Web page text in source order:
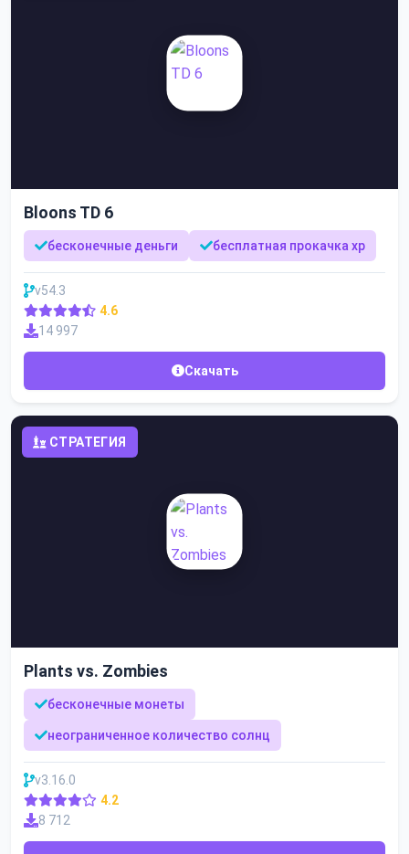
Bloons TD 6
бесконечные деньги бесплатная прокачка xp
v54.3
4.6
14 997
Скачать
СТРАТЕГИЯ
Plants vs. Zombies
бесконечные монеты
неограниченное количество солнц
v3.16.0
4.2
8 712